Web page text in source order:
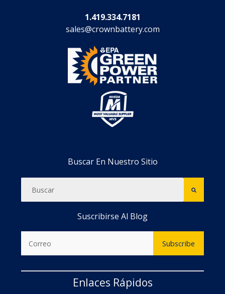
1.419.334.7181
sales@crownbattery.com
Buscar En Nuestro Sitio
Suscribirse Al Blog
Enlaces Rápidos